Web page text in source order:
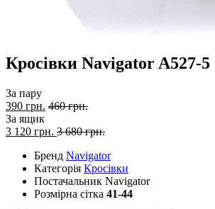
Кросівки Navigator A527-5
За пару
390 грн. 460 грн.
За ящик
3 120 грн. 3 680 грн.
Бренд Navigator
Категорія Кросівки
Постачальник Navigator
Розмірна сітка 41-44